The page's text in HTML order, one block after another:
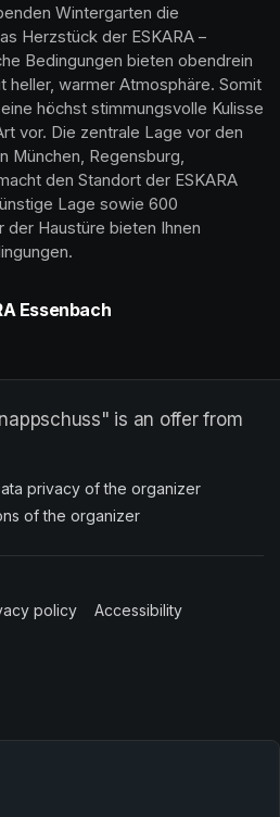
Wintergarten die
Herzstück der ESKARA –
Bedingungen bieten obendrein
heller, warmer Atmosphäre. Somit
höchst stimmungsvolle Kulisse
vor. Die zentrale Lage vor den
München, Regensburg,
den Standort der ESKARA
Lage sowie 600
Haustüre bieten Ihnen
Essenbach
is an offer from
in a new tab)
privacy of the organizer
of the organizer
new tab)
policy (opens in a new tab)
Accessibility